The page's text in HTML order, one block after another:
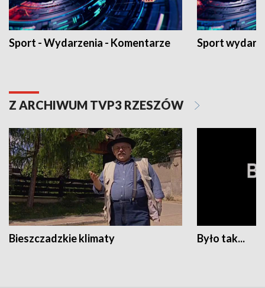
Sport - Wydarzenia - Komentarze Sport
Z ARCHIWUM TVP3 RZESZÓW
Bieszczadzkie klimaty Było tak...